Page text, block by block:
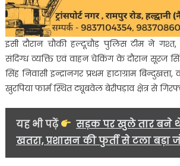
इसी दौरान चौकी हल्दूचौड़ पुलिस टीम ने गश्त,
संदिग्ध व्यक्ति एवं वाहन चेकिंग के दौरान सूरज
सिंह निवासी इन्द्रानगर प्रथम हाटाग्राम
खुरपिया फार्म स्थित ट्यूबवेल बेरीपड़ाव क्षेत्र से
यह भी पढ़ें
सड़क पर खुले तार बने
खतरा, प्रशासन की फुर्ती से टला बड़ा